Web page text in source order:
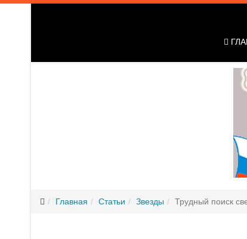
Главная Статьи Звезды Трудный поиск